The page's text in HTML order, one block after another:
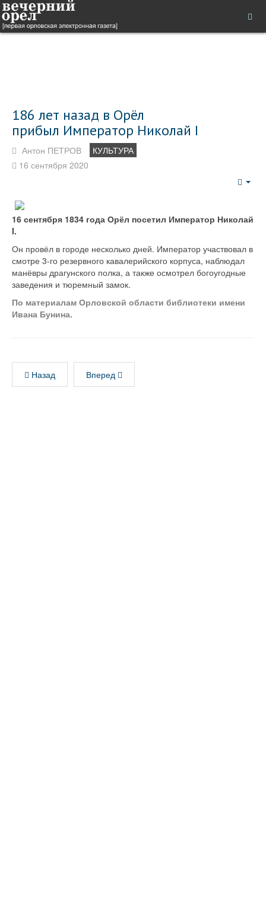
186 лет назад в Орёл
прибыл Император Николай I
Антон ПЕТРОВ
КУЛЬТУРА
16 сентября 2020
16 сентября 1834 года Орёл посетил Император Николай
I.
Он провёл в городе несколько дней. Император участвовал в
смотре 3-го резервного кавалерийского корпуса, наблюдал
манёвры драгунского полка, а также осмотрел богоугодные
заведения и тюремный замок.
По материалам Орловской области библиотеки имени
Ивана Бунина.
Назад Вперед